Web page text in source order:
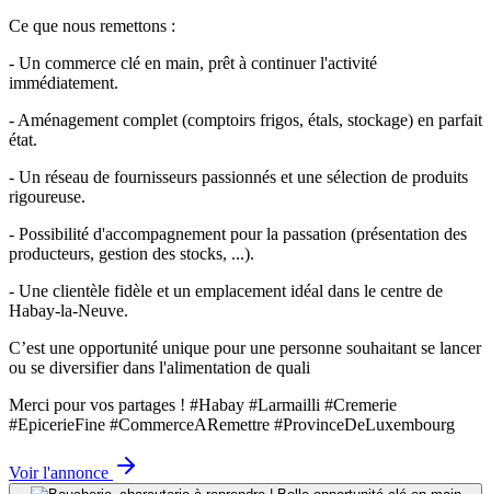
Ce que nous remettons :
- Un commerce clé en main, prêt à continuer l'activité
immédiatement.
- Aménagement complet (comptoirs frigos, étals, stockage) en parfait
état.
- Un réseau de fournisseurs passionnés et une sélection de produits
rigoureuse.
- Possibilité d'accompagnement pour la passation (présentation des
producteurs, gestion des stocks, ...).
- Une clientèle fidèle et un emplacement idéal dans le centre de
Habay-la-Neuve.
C’est une opportunité unique pour une personne souhaitant se lancer
ou se diversifier dans l'alimentation de quali
Merci pour vos partages ! #Habay #Larmailli #Cremerie
#EpicerieFine #CommerceARemettre #ProvinceDeLuxembourg
Voir l'annonce